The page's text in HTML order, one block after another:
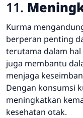
11.
Kurma
berperan penting
terutama dalam
juga membantu
menjaga
Dengan konsumsi
meningkatkan
kesehatan otak.